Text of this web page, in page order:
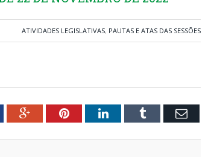
ATIVIDADES LEGISLATIVAS, PAUTAS E ATAS DAS SESSÕES
Google+PinterestLinkedInTumblr Email